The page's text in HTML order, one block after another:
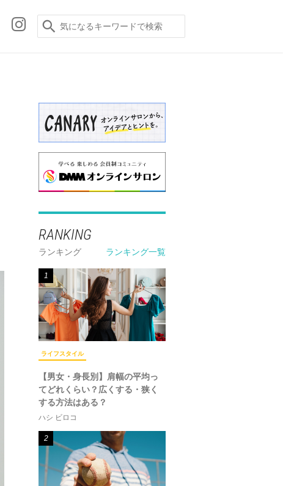
RANKING
ランキング ランキング一覧
1
ライフスタイル
【男女・身長別】肩幅の平均っ
てどれくらい？広くする・狭く
する方法はある？
ハシ ビロコ
2